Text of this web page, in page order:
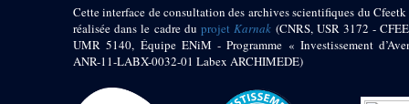
Cette interface de consultation des archives scientifiques du Cfeetk
réalisée dans le cadre duprojet Karnak (CNRS, USR 3172 -
UMR 5140, Équipe ENiM - Programme « Investissement
ANR-11-LABX-0032-01 Labex ARCHIMEDE)